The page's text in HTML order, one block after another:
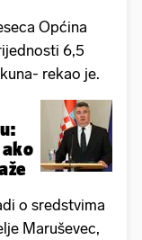
Općina
6,5
rekao je.
o sredstvima
Maruševec,